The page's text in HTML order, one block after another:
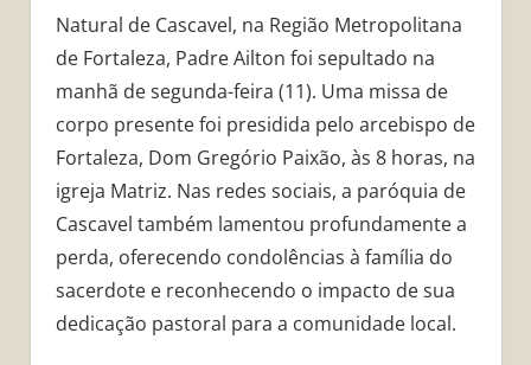
Natural de Cascavel, na Região Metropolitana
de Fortaleza, Padre Ailton foi sepultado na
manhã de segunda-feira (11). Uma missa de
corpo presente foi presidida pelo arcebispo de
Fortaleza, Dom Gregório Paixão, às 8 horas, na
igreja Matriz. Nas redes sociais, a paróquia de
Cascavel também lamentou profundamente a
perda, oferecendo condolências à família do
sacerdote e reconhecendo o impacto de sua
dedicação pastoral para a comunidade local.